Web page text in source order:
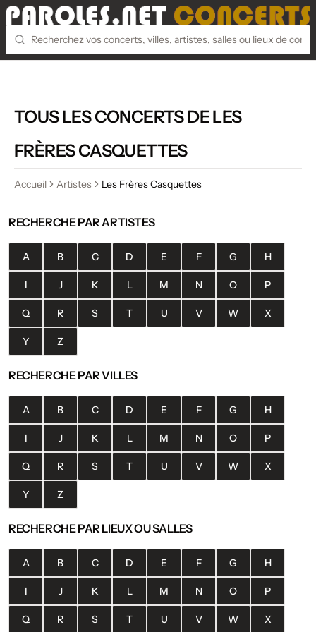
TOUS LES CONCERTS DE LES
FRÈRES CASQUETTES
Accueil Artistes Les Frères Casquettes
RECHERCHE PAR ARTISTES
A B C D E F G H
I J K L M N O P
Q R S T U V W X
Y Z
RECHERCHE PAR VILLES
A B C D E F G H
I J K L M N O P
Q R S T U V W X
Y Z
RECHERCHE PAR LIEUX OU SALLES
A B C D E F G H
I J K L M N O P
Q R S T U V W X